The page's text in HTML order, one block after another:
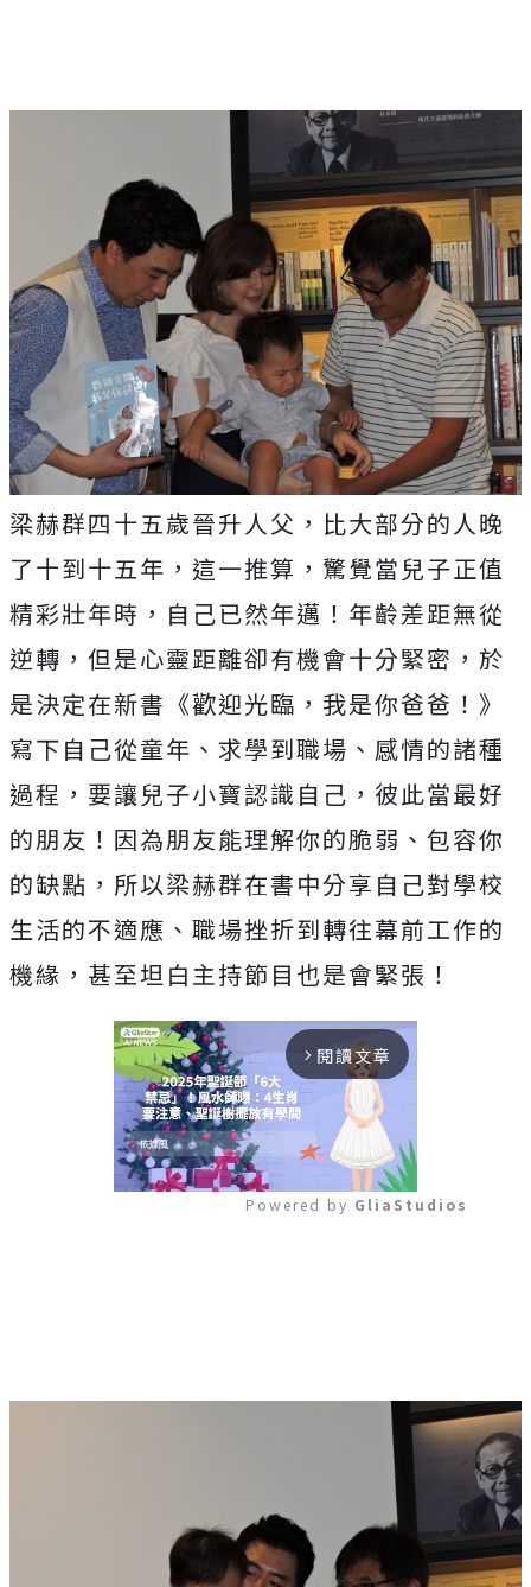
梁赫群四十五歲晉升人父，比大部分的人晚
了十到十五年，這一推算，驚覺當兒子正值
精彩壯年時，自己已然年邁！年齡差距無從
逆轉，但是心靈距離卻有機會十分緊密，於
是決定在新書《歡迎光臨，我是你爸爸！》
寫下自己從童年、求學到職場、感情的諸種
過程，要讓兒子小寶認識自己，彼此當最好
的朋友！因為朋友能理解你的脆弱、包容你
的缺點，所以梁赫群在書中分享自己對學校
生活的不適應、職場挫折到轉往幕前工作的
機緣，甚至坦白主持節目也是會緊張！
arrow_forward_ios 閱讀文章
Powered by GliaStudios